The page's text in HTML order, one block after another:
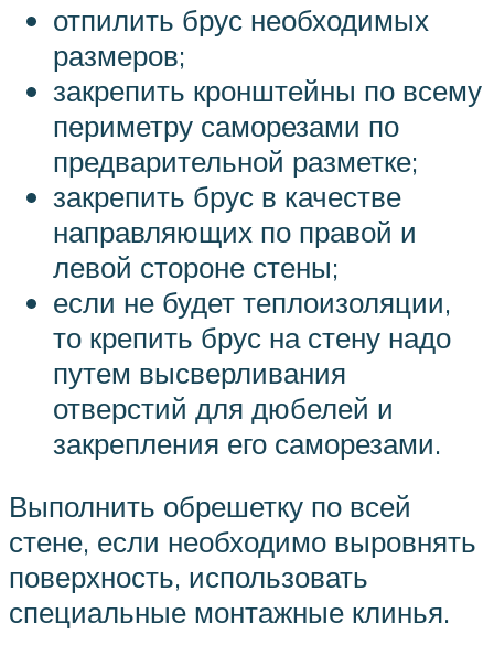
отпилить брус необходимых
размеров;
закрепить кронштейны по всему
периметру саморезами по
предварительной разметке;
закрепить брус в качестве
направляющих по правой и
левой стороне стены;
если не будет теплоизоляции,
то крепить брус на стену надо
путем высверливания
отверстий для дюбелей и
закрепления его саморезами.
Выполнить обрешетку по всей
стене, если необходимо выровнять
поверхность, использовать
специальные монтажные клинья.